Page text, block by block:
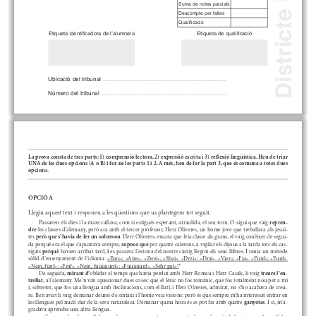
Ubicació del tribunal
Número del tribunal
Etiqueta identificadora de lʼalumne/a Etiqueta de qualificació
Suma de notes parcials
Descompte per faltes
Qualificació
La prova consta de tres parts: 1) comprensió lectora, 2) expressió escrita i 3) reflexió lingüística. Heu de triar
UNA de les dues opcions (A o B) i fer-ne les parts 1 i 2. A més, heu de fer la part 3, que és comuna a totes dues
opcions.
OPCIÓ A
Llegiu aquest text i responeu a les qüestions que us plantegem tot seguit.
Passaven els dies i la mare callava, com si estigués esperant, arraulida, el seu torn. O sigui que vaig repren-
dre les classes d’alemany, però ara amb el tercer professor, Herr Oliveres, un home jove que treballava als jesuï-
tes però que s’havia de fer un sobresou. Herr Oliveres, encara que feia classe als grans, el vaig conèixer de segui-
da perquè era el que s’apuntava sempre, suposo que per quatre calerons, a vigilar els dijous a la tarda tots els cas-
tigats perquè havien arribat tard, i es passava l’estona del nostre càstig llegint els seus llibres. I tenia un mètode
sòlid  d’ensenyament  de  l’idioma:  «Eins»;  «Ains».  «Zwei»;  «Sbai».  «Drei»;  «Drai».  «Vier»;  «Fia».  «Fünf»;  «Funf».
«Nein, fünf»; «Finf». «Nein, füüüüünf»; «Füüüüünf». «Sehr gut»!*
De seguida, mirant d’oblidar el temps que havia perdut amb Herr Romeu i Herr Casals, li vaig treure l’en-
trellat, a l’alemany. Me’n van apassionar dues coses: que el lèxic no fos romànic, que fos totalment nou per a mi
i, sobretot, que fos una llengua amb declinacions, com el llatí, i Herr Oliveres, admirat, no s’ho acabava de creu-
re. Ben aviat li vaig demanar deures de sintaxi i l’home veia visions; però és que sempre m’ha interessat entrar en
les llengües pel nucli dur de la seva naturalesa. Demanar quina hora és es pot fer amb quatre ganyotes. I sí, m’a-
gradava aprendre una altra llengua.